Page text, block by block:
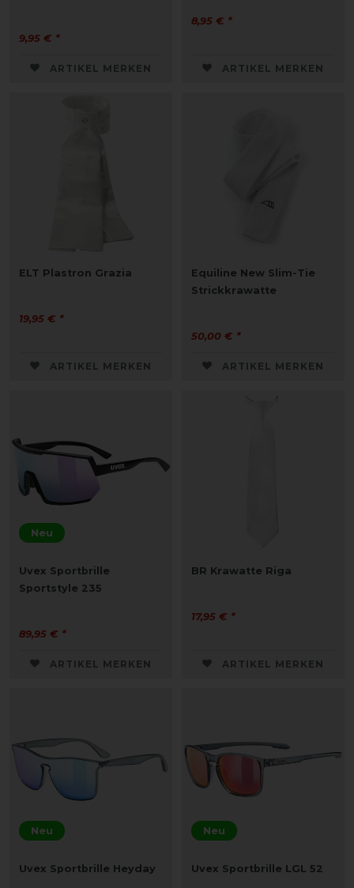
9,95 € *
ARTIKEL MERKEN
8,95 € *
ARTIKEL MERKEN
ELT Plastron Grazia
19,95 € *
ARTIKEL MERKEN
Equiline New Slim-Tie
Strickkrawatte
50,00 € *
ARTIKEL MERKEN
Neu
Uvex Sportbrille
Sportstyle 235
89,95 € *
ARTIKEL MERKEN
BR Krawatte Riga
17,95 € *
ARTIKEL MERKEN
Neu
Uvex Sportbrille Heyday
Neu
Uvex Sportbrille LGL 52